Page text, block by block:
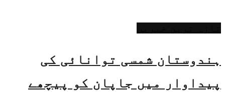
ہندوستان شمسی توانائی کی
پیداوار میں جاپان کو پیچھے